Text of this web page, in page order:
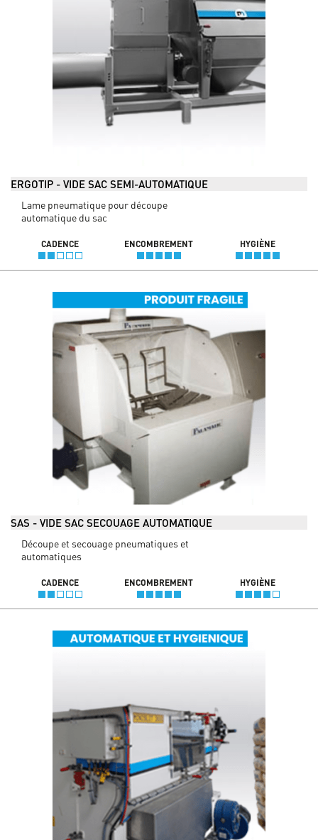
ERGOTIP - VIDE SAC SEMI-AUTOMATIQUE
Lame pneumatique pour découpe
automatique du sac
CADENCE ENCOMBREMENT HYGIÈNE
SAS - VIDE SAC SECOUAGE AUTOMATIQUE
Découpe et secouage pneumatiques et
automatiques
CADENCE ENCOMBREMENT HYGIÈNE